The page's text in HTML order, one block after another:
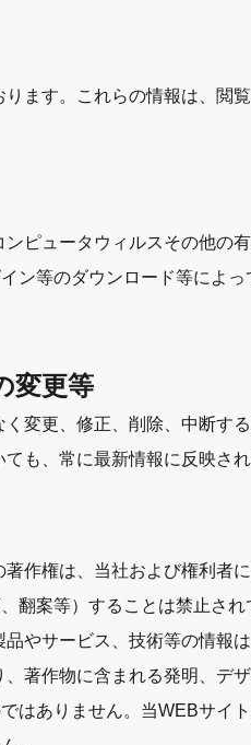
ます。これらの情報は、閲
ピュータウィルスその他の
ン等のダウンロード等によ
変更等
変更、修正、削除、中断する
も、常に最新情報に反映さ
作権は、当社および権利者
翻案等）することは禁止され
やサービス、技術等の情報
著作物に含まれる発明、デ
はありません。当WEBサイ